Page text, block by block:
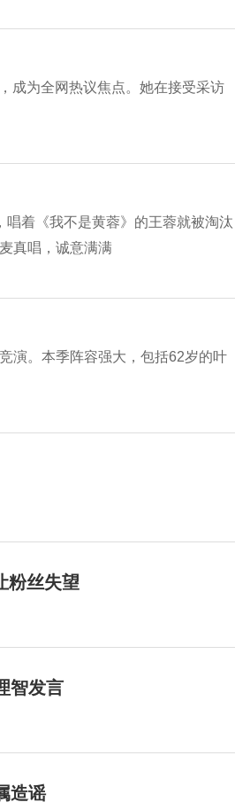
成为全网热议焦点。她在接受采访
唱着《我不是黄蓉》的王蓉就被淘汰
真唱，诚意满满
演。本季阵容强大，包括62岁的叶
粉丝失望
智发言
造谣